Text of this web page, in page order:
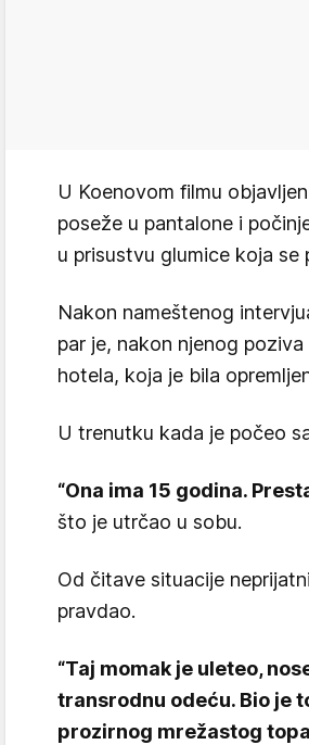
U Koenovom filmu
poseže u pantalone i
u prisustvu glumice koja
Nakon nameštenog
par je, nakon njenog
hotela, koja je bila
U trenutku kada je počeo
“Ona ima 15 godina.
što je utrčao u sobu.
Od čitave situacije
pravdao.
“Taj momak je uleteo,
transrodnu odeću. Bio je
prozirnog mrežastog